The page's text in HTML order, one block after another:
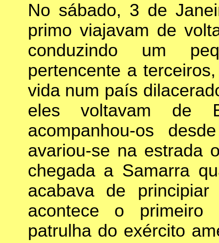
No sábado, 3 de
primo viajavam de
conduzindo um
pertencente a
vida num país
eles voltavam de
acompanhou-os
avariou-se na estrada
chegada a Samarra
acabava de
acontece o primeiro
patrulha do exército